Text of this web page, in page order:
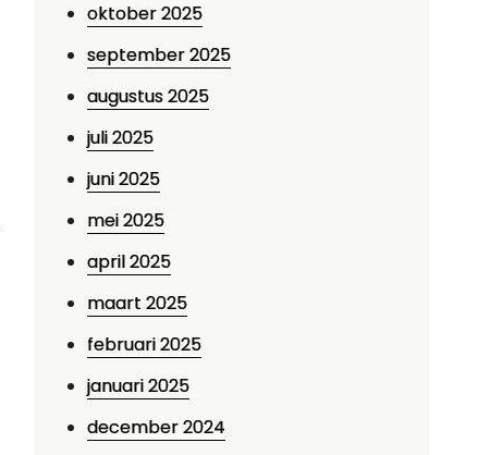
oktober 2025
september 2025
augustus 2025
juli 2025
juni 2025
mei 2025
april 2025
maart 2025
februari 2025
januari 2025
december 2024